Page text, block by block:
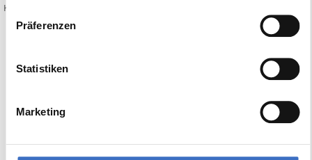
Präferenzen
Statistiken
Marketing
Keine Bewertung